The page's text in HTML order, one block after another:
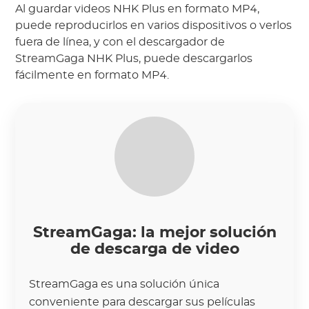
Al guardar videos NHK Plus en formato MP4,
puede reproducirlos en varios dispositivos o verlos
fuera de línea, y con el descargador de
StreamGaga NHK Plus, puede descargarlos
fácilmente en formato MP4.
StreamGaga: la mejor solución
de descarga de video
StreamGaga es una solución única
conveniente para descargar sus películas